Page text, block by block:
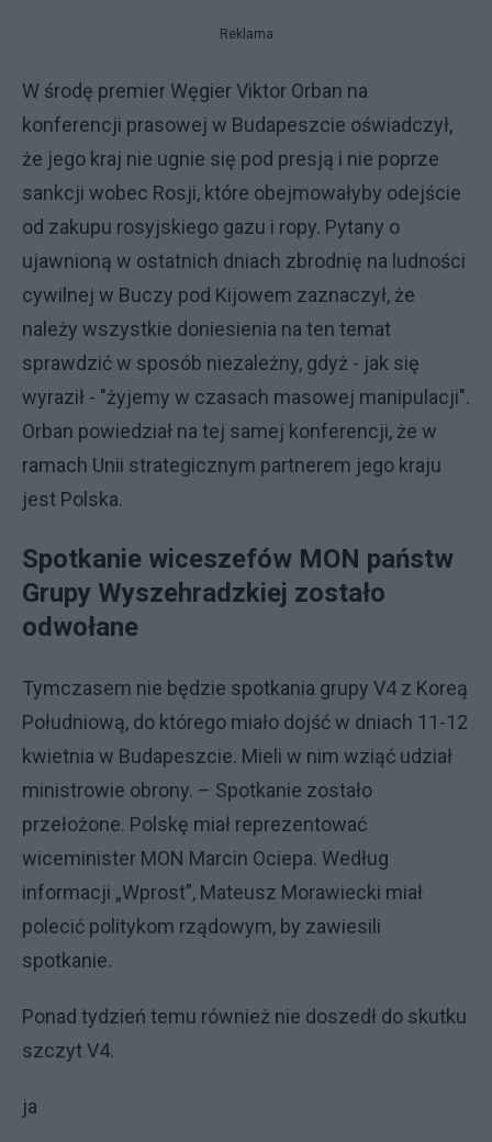
Reklama
W środę premier Węgier Viktor Orban na
konferencji prasowej w Budapeszcie oświadczył,
że jego kraj nie ugnie się pod presją i nie poprze
sankcji wobec Rosji, które obejmowałyby odejście
od zakupu rosyjskiego gazu i ropy. Pytany o
ujawnioną w ostatnich dniach zbrodnię na ludności
cywilnej w Buczy pod Kijowem zaznaczył, że
należy wszystkie doniesienia na ten temat
sprawdzić w sposób niezależny, gdyż - jak się
wyraził - "żyjemy w czasach masowej manipulacji".
Orban powiedział na tej samej konferencji, że w
ramach Unii strategicznym partnerem jego kraju
jest Polska.
Spotkanie wiceszefów MON państw
Grupy Wyszehradzkiej zostało
odwołane
Tymczasem nie będzie spotkania grupy V4 z Koreą
Południową, do którego miało dojść w dniach 11-12
kwietnia w Budapeszcie. Mieli w nim wziąć udział
ministrowie obrony. – Spotkanie zostało
przełożone. Polskę miał reprezentować
wiceminister MON Marcin Ociepa. Według
informacji „Wprost”, Mateusz Morawiecki miał
polecić politykom rządowym, by zawiesili
spotkanie.
Ponad tydzień temu również nie doszedł do skutku
szczyt V4.
ja